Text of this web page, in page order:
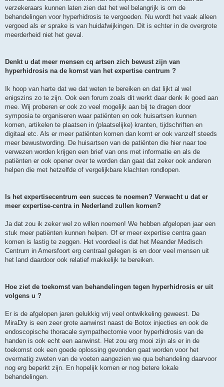
verzekeraars kunnen laten zien dat het wel belangrijk is om de
behandelingen voor hyperhidrosis te vergoeden. Nu wordt het vaak alleen
vergoed als er sprake is van huidafwijkingen. Dit is echter in de overgrote
meerderheid niet het geval.
Denkt u dat meer mensen cq artsen zich bewust zijn van
hyperhidrosis na de komst van het expertise centrum ?
Ik hoop van harte dat we dat weten te bereiken en dat lijkt al wel
enigszins zo te zijn. Ook een forum zoals dit werkt daar denk ik goed aan
mee. Wij proberen er ook zo veel mogelijk aan bij te dragen door
symposia te organiseren waar patiënten en ook huisartsen kunnen
komen, artikelen te plaatsen in (plaatselijke) kranten, tijdschriften en
digitaal etc. Als er meer patiënten komen dan komt er ook vanzelf steeds
meer bewustwording. De huisartsen van de patiënten die hier naar toe
verwezen worden krijgen een brief van ons met informatie en als de
patiënten er ook opener over te worden dan gaat dat zeker ook anderen
helpen die met hetzelfde of vergelijkbare klachten rondlopen.
Is het expertisecentrum een succes te noemen? Verwacht u dat er
meer expertise-centra in Nederland zullen komen?
Ja dat zou ik zeker wel zo willen noemen! We hebben afgelopen jaar een
stuk meer patiënten kunnen helpen. Of er meer expertise centra gaan
komen is lastig te zeggen. Het voordeel is dat het Meander Medisch
Centrum in Amersfoort erg centraal gelegen is en door veel mensen uit
het land daardoor ook relatief makkelijk te bereiken.
Hoe ziet de toekomst van behandelingen tegen hyperhidrosis er uit
volgens u ?
Er is de afgelopen jaren gelukkig vrij veel ontwikkeling geweest. De
MiraDry is een zeer grote aanwinst naast de Botox injecties en ook de
endoscopische thoracale sympathectomie voor hyperhidrosis van de
handen is ook echt een aanwinst. Het zou erg mooi zijn als er in de
toekomst ook een goede oplossing gevonden gaat worden voor het
overmatig zweten van de voeten aangezien we qua behandeling daarvoor
nog erg beperkt zijn. En hopelijk komen er nog betere lokale
behandelingen.